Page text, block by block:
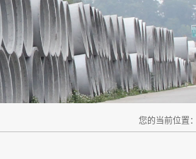
您的当前位置：